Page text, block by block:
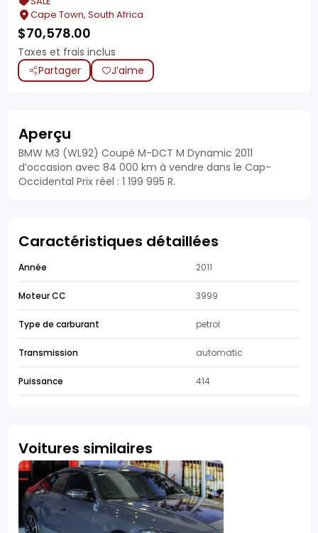
Cape Town, South Africa
$70,578.00
Taxes et frais inclus
Partager
J’aime
Aperçu
BMW M3 (WL92) Coupé M-DCT M Dynamic 2011
d’occasion avec 84 000 km à vendre dans le Cap-
Occidental Prix réel : 1 199 995 R.
Caractéristiques détaillées
Année 2011
Moteur CC 3999
Type de carburant petrol
Transmission automatic
Puissance 414
Voitures similaires